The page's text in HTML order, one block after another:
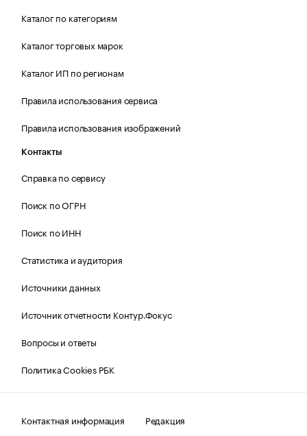
Каталог по категориям
Каталог торговых марок
Каталог ИП по регионам
Правила использования сервиса
Правила использования изображений
Контакты
Справка по сервису
Поиск по ОГРН
Поиск по ИНН
Статистика и аудитория
Источники данных
Источник отчетности Контур.Фокус
Вопросы и ответы
Политика Cookies РБК
Контактная информация Редакция